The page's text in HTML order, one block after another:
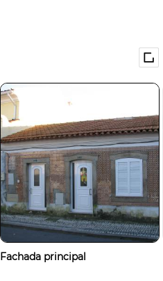
Fachada principal